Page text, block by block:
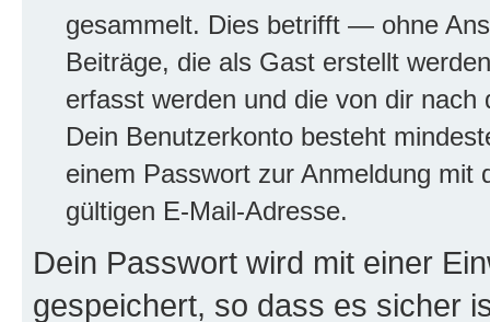
gesammelt. Dies betrifft — ohne
Beiträge, die als Gast erstellt
erfasst werden und die von dir
Dein Benutzerkonto besteht
einem Passwort zur Anmeldung mit
gültigen E-Mail-Adresse.
Dein Passwort wird mit einer
gespeichert, so dass es sicher